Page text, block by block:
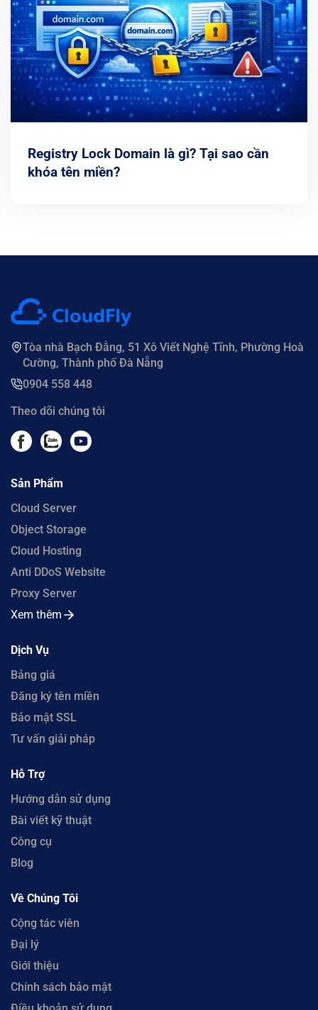
Registry Lock Domain là gì? Tại sao cần
khóa tên miền?
Tòa nhà Bạch Đằng, 51 Xô Viết Nghệ Tĩnh, Phường Hoà
Cường, Thành phố Đà Nẵng
0904 558 448
Theo dõi chúng tôi
Sản Phẩm
Cloud Server
Object Storage
Cloud Hosting
Anti DDoS Website
Proxy Server
Xem thêm
Dịch Vụ
Bảng giá
Đăng ký tên miền
Bảo mật SSL
Tư vấn giải pháp
Hỗ Trợ
Hướng dẫn sử dụng
Bài viết kỹ thuật
Công cụ
Blog
Về Chúng Tôi
Cộng tác viên
Đại lý
Giới thiệu
Chính sách bảo mật